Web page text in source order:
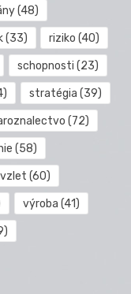
(48)
(33) riziko (40)
schopnosti (23)
stratégia (39)
(72)
(58)
vzlet (60)
výroba (41)